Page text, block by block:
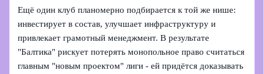
Ещё один клуб планомерно подбирается к той же нише:
инвестирует в состав, улучшает инфраструктуру и
привлекает грамотный менеджмент. В результате
"Балтика" рискует потерять монопольное право считаться
главным "новым проектом" лиги - ей придётся доказывать